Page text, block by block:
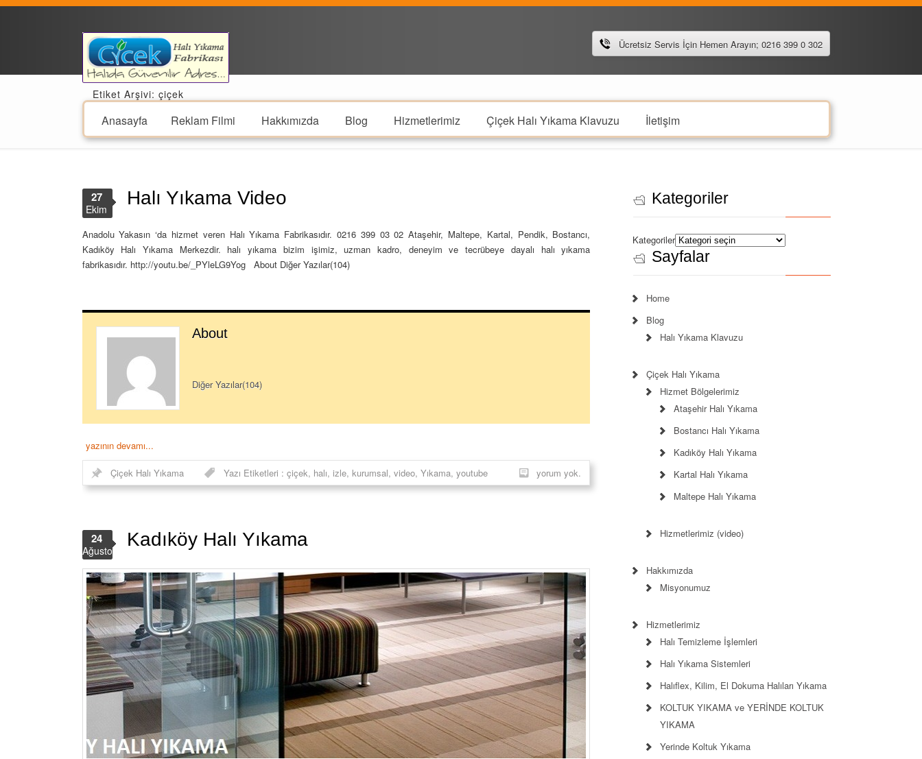
Ücretsiz Servis İçin Hemen Arayın; 0216 399 0 302
Anasayfa Reklam Filmi Hakkımızda Blog Hizmetlerimiz Çiçek Halı Yıkama Klavuzu İletişim
Etiket Arşivi: çiçek
Halı Yıkama Video
27
Ekim
Anadolu Yakasın ‘da hizmet veren Halı Yıkama Fabrikasıdır. 0216 399 03 02 Ataşehir, Maltepe, Kartal, Pendik, Bostancı,
Kadıköy Halı Yıkama Merkezdir. halı yıkama bizim işimiz, uzman kadro, deneyim ve tecrübeye dayalı halı yıkama
fabrikasıdır. http://youtu.be/_PYleLG9Yog About Diğer Yazılar(104)
About
Diğer Yazılar(104)
yazının devamı...
Çiçek Halı Yıkama Yazı Etiketleri : çiçek, halı, izle, kurumsal, video, Yıkama, youtube yorum yok.
Kadıköy Halı Yıkama
24
Ağustos
Kategoriler
Kategoriler
Sayfalar
Home
Blog
Halı Yıkama Klavuzu
Çiçek Halı Yıkama
Hizmet Bölgelerimiz
Ataşehir Halı Yıkama
Bostancı Halı Yıkama
Kadıköy Halı Yıkama
Kartal Halı Yıkama
Maltepe Halı Yıkama
Hizmetlerimiz (video)
Hakkımızda
Misyonumuz
Hizmetlerimiz
Halı Temizleme İşlemleri
Halı Yıkama Sistemleri
Halıflex, Kilim, El Dokuma Halıları Yıkama
KOLTUK YIKAMA ve YERİNDE KOLTUK
YIKAMA
Yerinde Koltuk Yıkama